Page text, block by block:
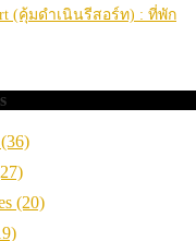
(คุ้มดำเนินรีสอร์ท) : ที่พัก
(36)
(20)